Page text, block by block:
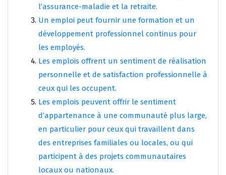
l’assurance-maladie et la retraite.
Un emploi peut fournir une formation et un
développement professionnel continus pour
les employés.
Les emplois offrent un sentiment de réalisation
personnelle et de satisfaction professionnelle à
ceux qui les occupent.
Les emplois peuvent offrir le sentiment
d’appartenance à une communauté plus large,
en particulier pour ceux qui travaillent dans
des entreprises familiales ou locales, ou qui
participent à des projets communautaires
locaux ou nationaux.